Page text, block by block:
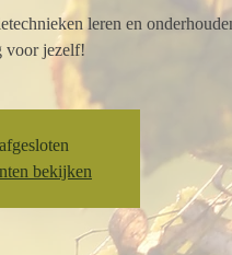
leren en
voor jezelf!
bekijken